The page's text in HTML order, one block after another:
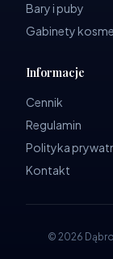
Bary i puby
Gabinety
Informacje
Cennik
Regulamin
Polityka
Kontakt
© 2026